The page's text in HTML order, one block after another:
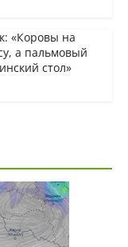
«Коровы на
а пальмовый
стол»